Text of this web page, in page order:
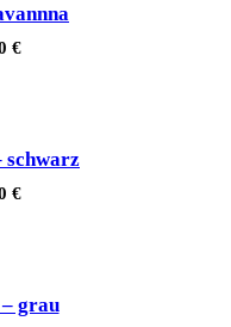
€
schwarz
€
grau